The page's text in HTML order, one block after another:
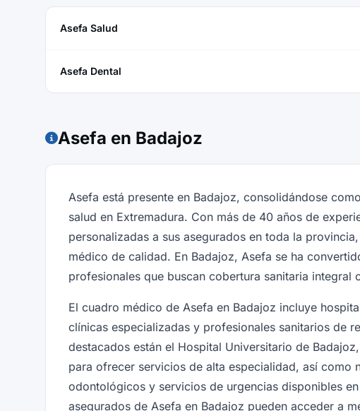
Asefa Salud
Asefa Dental
Asefa en Badajoz
Asefa está presente en Badajoz, consolidándose
salud en Extremadura. Con más de 40 años de
personalizadas a sus asegurados en toda la
médico de calidad. En Badajoz, Asefa se ha
profesionales que buscan cobertura sanitaria integral
El cuadro médico de Asefa en Badajoz incluye
clínicas especializadas y profesionales sanitarios de
destacados están el Hospital Universitario de
para ofrecer servicios de alta especialidad, así como
odontológicos y servicios de urgencias disponibles
asegurados de Asefa en Badajoz pueden acceder a